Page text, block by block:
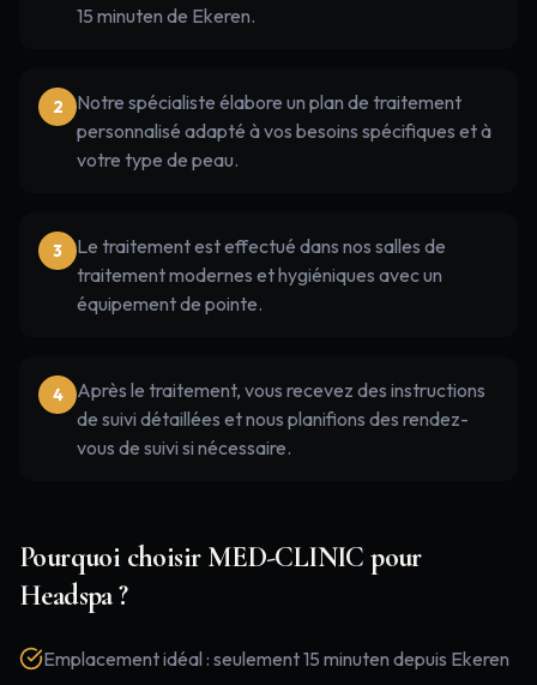
15 minuten de Ekeren.
2
Notre spécialiste élabore un plan de traitement
personnalisé adapté à vos besoins spécifiques et à
votre type de peau.
3
Le traitement est effectué dans nos salles de
traitement modernes et hygiéniques avec un
équipement de pointe.
4
Après le traitement, vous recevez des instructions
de suivi détaillées et nous planifions des rendez-
vous de suivi si nécessaire.
Pourquoi choisir MED-CLINIC pour
Headspa?
Emplacement idéal : seulement 15 minuten depuis Ekeren